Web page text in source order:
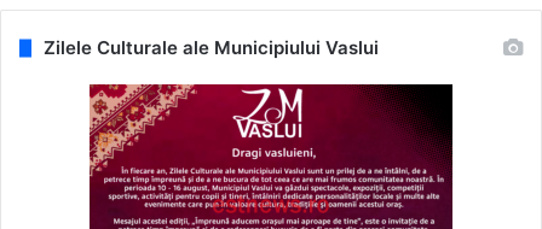
Zilele Culturale ale Municipiului Vaslui